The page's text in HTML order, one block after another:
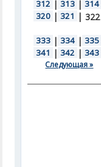
312 | 313 | 314
320 | 321 | 322
333 | 334 | 335
341 | 342 | 343
Следующая »